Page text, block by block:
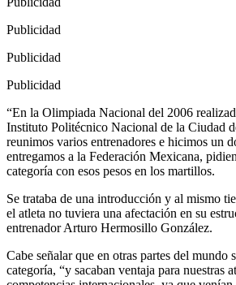
Publicidad
Publicidad
Publicidad
“En la Olimpiada Nacional del 2006
Instituto Politécnico Nacional de la Ciudad
reunimos varios entrenadores e hicimos un
entregamos a la Federación Mexicana,
categoría con esos pesos en los martillos.
Se trataba de una introducción y al mismo
el atleta no tuviera una afectación en su
entrenador Arturo Hermosillo González.
Cabe señalar que en otras partes del mundo
categoría, “y sacaban ventaja para nuestras